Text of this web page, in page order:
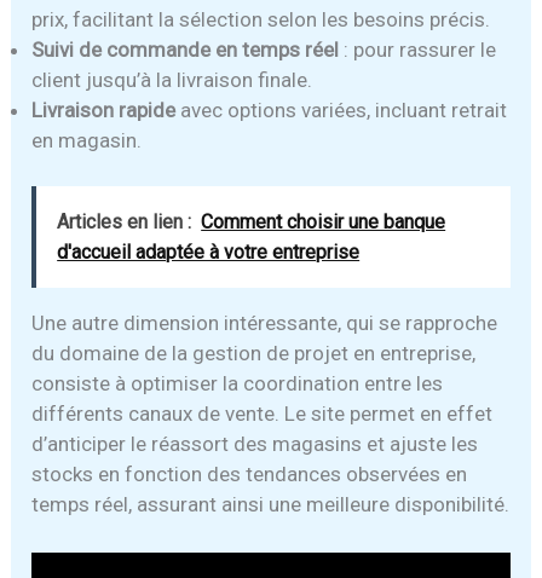
prix, facilitant la sélection selon les besoins précis.
Suivi de commande en temps réel : pour rassurer le
client jusqu’à la livraison finale.
Livraison rapideavec options variées, incluant retrait
en magasin.
Articles en lien : Comment choisir une banque
d'accueil adaptée à votre entreprise
Une autre dimension intéressante, qui se rapproche
du domaine de la gestion de projet en entreprise,
consiste à optimiser la coordination entre les
différents canaux de vente. Le site permet en effet
d’anticiper le réassort des magasins et ajuste les
stocks en fonction des tendances observées en
temps réel, assurant ainsi une meilleure disponibilité.